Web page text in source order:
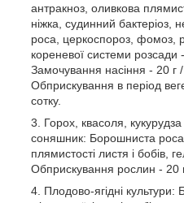
антракноз, оливкова
ніжка, судинний бактеріоз,
роса, церкоспороз, фомоз,
кореневої системи
Замочування насіння - 20 г
Обприскування в період
сотку.
Горох, квасоля, кукурудза
соняшник: Борошниста роса,
плямистості листя і бобів,
Обприскування рослин - 20
Плодово-ягідні культури: